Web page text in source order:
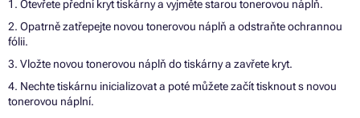
1. Otevřete přední kryt tiskárny a vyjměte starou tonerovou náplň.
2. Opatrně zatřepejte novou tonerovou náplň a odstraňte ochrannou
fólii.
3. Vložte novou tonerovou náplň do tiskárny a zavřete kryt.
4. Nechte tiskárnu inicializovat a poté můžete začít tisknout s novou
tonerovou náplní.